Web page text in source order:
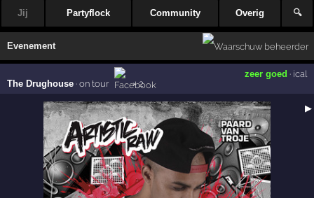
Jij Partyflock Community Overig 🔍
Evenement
The Drughouse ·on tour × 2
zeer goed · ical
▶